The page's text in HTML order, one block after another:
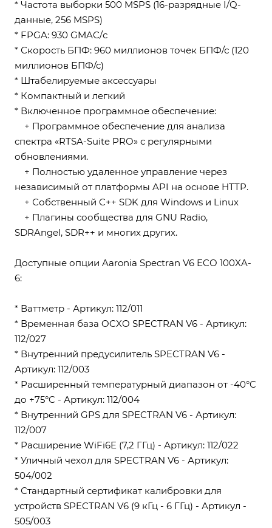
* Частота выборки 500 MSPS (16-разрядные I/Q-
данные, 256 MSPS)
* FPGA: 930 GMAC/с
* Скорость БПФ: 960 миллионов точек БПФ/с (120
миллионов БПФ/с)
* Штабелируемые аксессуары
* Компактный и легкий
* Включенное программное обеспечение:
+ Программное обеспечение для анализа
спектра «RTSA-Suite PRO» с регулярными
обновлениями.
+ Полностью удаленное управление через
независимый от платформы API на основе HTTP.
+ Собственный C++ SDK для Windows и Linux
+ Плагины сообщества для GNU Radio,
SDRAngel, SDR++ и многих других.
Доступные опции Aaronia Spectran V6 ECO 100XA-
6:
* Ваттметр - Артикул: 112/011
* Временная база OCXO SPECTRAN V6 - Артикул:
112/027
* Внутренний предусилитель SPECTRAN V6 -
Артикул: 112/003
* Расширенный температурный диапазон от -40°C
до +75°C - Артикул: 112/004
* Внутренний GPS для SPECTRAN V6 - Артикул:
112/007
* Расширение WiFi6E (7,2 ГГц) - Артикул: 112/022
* Уличный чехол для SPECTRAN V6 - Артикул:
504/002
* Стандартный сертификат калибровки для
устройств SPECTRAN V6 (9 кГц - 6 ГГц) - Артикул -
505/003